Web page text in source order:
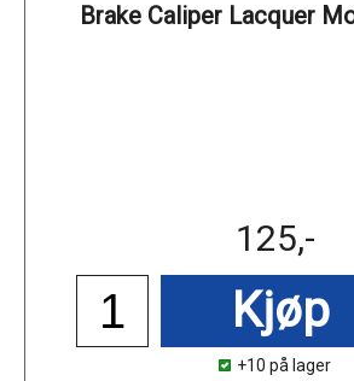
Brake Caliper Lacquer
125,-
Kjøp
+10 på lager